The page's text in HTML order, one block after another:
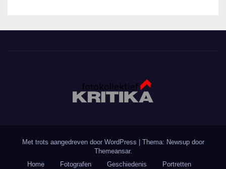
Met trots aangedreven door WordPress
Thema: Newsup door
Themeansar.
Home
Fotografen Geschiedenis Portretten